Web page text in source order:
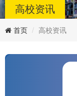
高校资讯
首页 高校资讯